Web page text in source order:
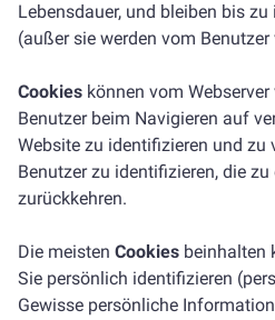
Lebensdauer, und bleiben bis
(außer sie werden vom
Cookies können vom
Benutzer beim Navigieren auf
Website zu identifizieren und zu
Benutzer zu identifizieren, die zu
zurückkehren.
Die meisten Cookies beinhalten
Sie persönlich identifizieren
Gewisse persönliche